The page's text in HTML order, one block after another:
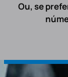
Ou, se